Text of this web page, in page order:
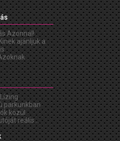
Azonnal!
ajánljuk a
parkunkban
közül
reális...